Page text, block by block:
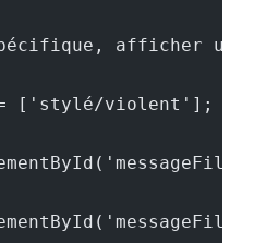
afficher
['stylé/violent'];